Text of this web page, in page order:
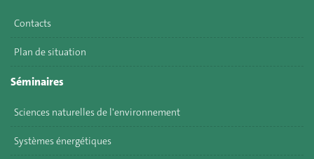
Contacts
Plan de situation
Séminaires
Sciences naturelles de l'environnement
Systèmes énergétiques